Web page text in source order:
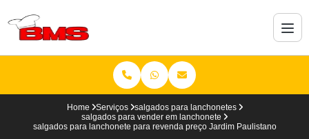
Home Serviços
salgados para lanchonetes
salgados para vender em lanchonete
salgados para lanchonete para revenda preço Jardim Paulistano